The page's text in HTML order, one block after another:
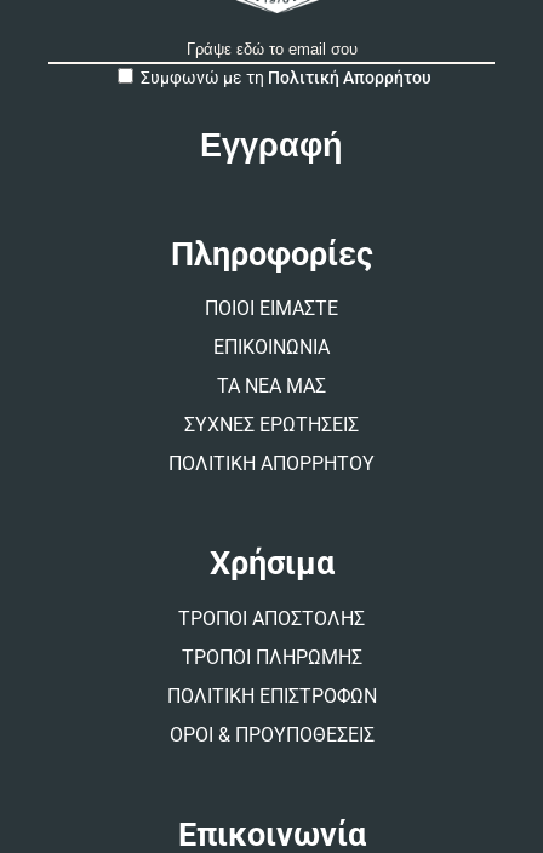
Συμφωνώ με τη Πολιτική Απορρήτου
Πληροφορίες
ΠΟΙΟΙ ΕΙΜΑΣΤΕ
ΕΠΙΚΟΙΝΩΝΙΑ
ΤΑ ΝΕΑ ΜΑΣ
ΣΥΧΝΕΣ ΕΡΩΤΗΣΕΙΣ
ΠΟΛΙΤΙΚΗ ΑΠΟΡΡΗΤΟΥ
Χρήσιμα
ΤΡΟΠΟΙ ΑΠΟΣΤΟΛΗΣ
ΤΡΟΠΟΙ ΠΛΗΡΩΜΗΣ
ΠΟΛΙΤΙΚΗ ΕΠΙΣΤΡΟΦΩΝ
ΟΡΟΙ & ΠΡΟΥΠΟΘΕΣΕΙΣ
Επικοινωνία